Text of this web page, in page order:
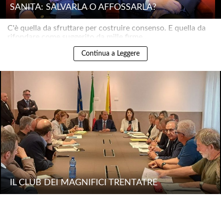
SANITÀ: SALVARLA O AFFOSSARLA?
C'è quella da sfruttare per costruire consenso. E quella da
rifondare come suggerito da mille firme..
Continua a Leggere
IL CLUB DEI MAGNIFICI TRENTATRÉ